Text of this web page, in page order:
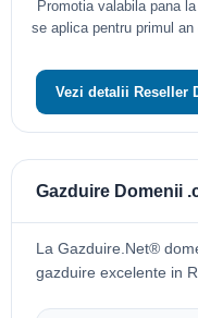
Promotia valabila pana
se aplica pentru primul an
Vezi detalii Reseller
Gazduire Domenii
La Gazduire.Net®
gazduire excelente in